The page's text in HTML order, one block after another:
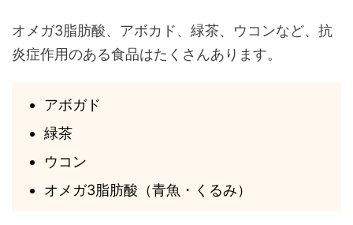
オメガ3脂肪酸、アボカド、緑茶、ウコンなど、抗
炎症作用のある食品はたくさんあります。
アボガド
緑茶
ウコン
オメガ3脂肪酸（青魚・くるみ）